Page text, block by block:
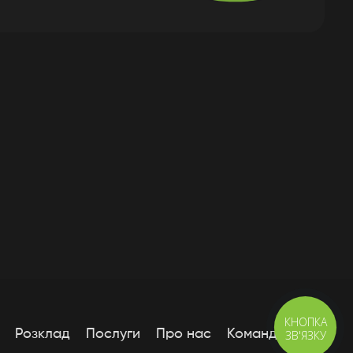
Розклад Послуги Про нас Команда Блог
КНОПКА
ЗВ'ЯЗКУ